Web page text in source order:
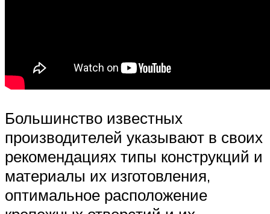
Большинство известных
производителей указывают в своих
рекомендациях типы конструкций и
материалы их изготовления,
оптимальное расположение